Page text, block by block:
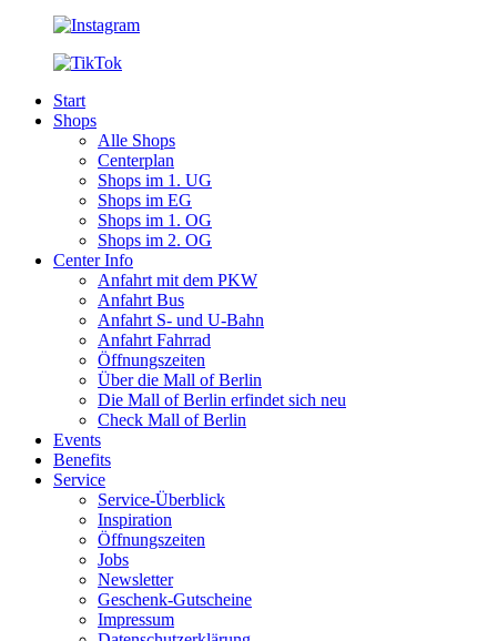
Start
Shops
Alle Shops
Centerplan
Shops im 1. UG
Shops im EG
Shops im 1. OG
Shops im 2. OG
Center Info
Anfahrt mit dem PKW
Anfahrt Bus
Anfahrt S- und U-Bahn
Anfahrt Fahrrad
Öffnungszeiten
Über die Mall of Berlin
Die Mall of Berlin erfindet sich neu
Check Mall of Berlin
Events
Benefits
Service
Service-Überblick
Inspiration
Öffnungszeiten
Jobs
Newsletter
Geschenk-Gutscheine
Impressum